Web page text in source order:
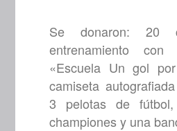
Se donaron: 20
entrenamiento con
«Escuela Un gol
camiseta
3 pelotas de
championes y una